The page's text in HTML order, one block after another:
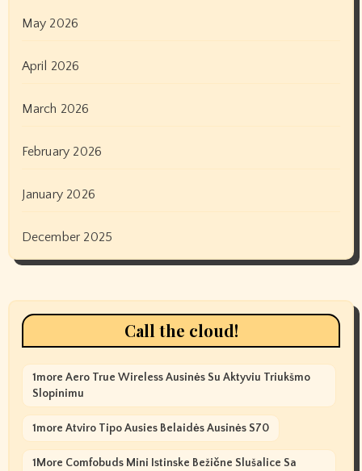
May 2026
April 2026
March 2026
February 2026
January 2026
December 2025
Call the cloud!
1more Aero True Wireless Ausinės Su Aktyviu Triukšmo
Slopinimu
1more Atviro Tipo Ausies Belaidės Ausinės S70
1More Comfobuds Mini Istinske Bežične Slušalice Sa